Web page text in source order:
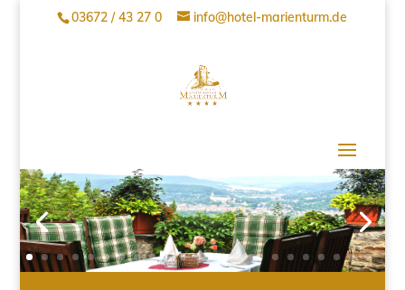
03672 / 43 27 0 info@hotel-marienturm.de